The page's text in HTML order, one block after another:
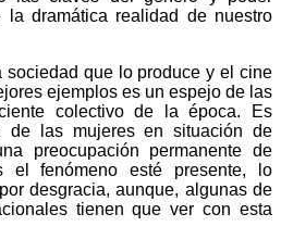
dramática realidad de nuestro
sociedad que lo produce y el cine
ejemplos es un espejo de las
colectivo de la época. Es
de las mujeres en situación de
preocupación permanente de
el fenómeno esté presente, lo
desgracia, aunque, algunas de
tienen que ver con esta